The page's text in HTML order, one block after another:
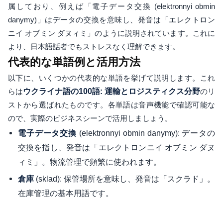
属しており、例えば「電子データ交換 (elektronnyi obmin
danymy)」はデータの交換を意味し、発音は「エレクトロン
ニイ オブミン ダヌィミ」のように説明されています。これに
より、日本語話者でもストレスなく理解できます。
代表的な単語例と活用方法
以下に、いくつかの代表的な単語を挙げて説明します。これ
らはウクライナ語の100語: 運輸とロジスティクス分野のリ
ストから選ばれたものです。各単語は音声機能で確認可能な
ので、実際のビジネスシーンで活用しましょう。
電子データ交換 (elektronnyi obmin danymy): データの
交換を指し、発音は「エレクトロンニイ オブミン ダヌ
ィミ」。物流管理で頻繁に使われます。
倉庫 (sklad): 保管場所を意味し、発音は「スクラド」。
在庫管理の基本用語です。